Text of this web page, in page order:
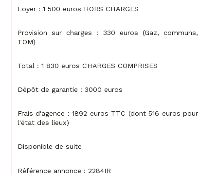
Loyer : 1 500 euros HORS CHARGES
Provision sur charges : 330 euros (Gaz, communs,
TOM)
Total : 1 830 euros CHARGES COMPRISES
Dépôt de garantie : 3000 euros
Frais d'agence : 1892 euros TTC (dont 516 euros pour
l'état des lieux)
Disponible de suite
Référence annonce : 2284IR